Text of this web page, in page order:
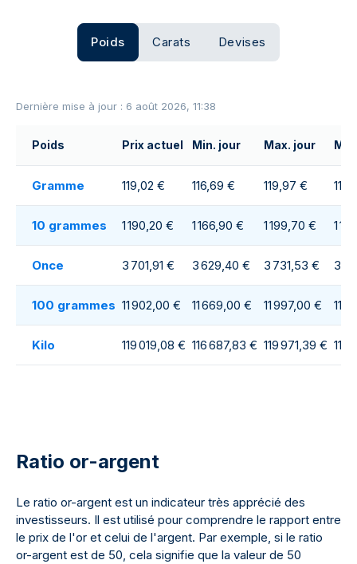
Poids Carats Devises
Dernière mise à jour : 6 août 2026, 11:38
Poids Prix actuel Min. jour Max. jour
Gramme 119,02 € 116,69 € 119,97 €
10 grammes 1 190,20 € 1 166,90 € 1 199,70 € 1
Once 3 701,91 € 3 629,40 € 3 731,53 € 3
100 grammes 11 902,00 € 11 669,00 € 11 997,00 € 11
Kilo 119 019,08 € 116 687,83 € 119 971,39 € 118
Ratio or-argent
Le ratio or-argent est un indicateur très apprécié des
investisseurs. Il est utilisé pour comprendre le rapport entre
le prix de l'or et celui de l'argent. Par exemple, si le ratio
or-argent est de 50, cela signifie que la valeur de 50